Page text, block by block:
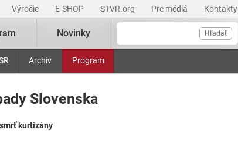
Výročie E-SHOP STVR.org Pre médiá Kontakty
Hľadať
Archív Program
Novinky
Slovenska
kurtizány